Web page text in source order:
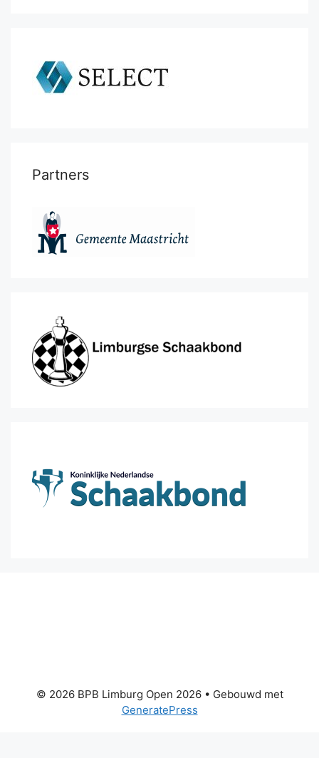
Partners
© 2026 BPB Limburg Open 2026• Gebouwd met
GeneratePress